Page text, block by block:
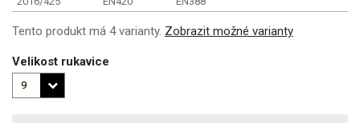
Tento produkt má 4 varianty. Zobrazit možné varianty
Velikost rukavice